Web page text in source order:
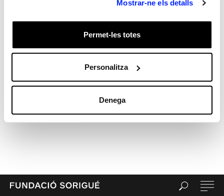
Mostrar-ne els detalls
Permet-les totes
Personalitza
Denega
Canal de les entrades
Canal dels comentaris
WordPress.org (en anglès)